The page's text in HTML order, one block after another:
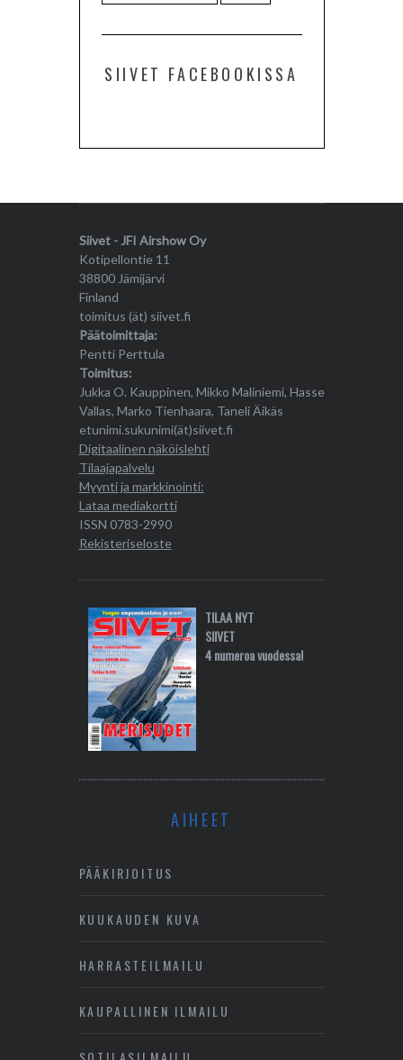
SIIVET FACEBOOKISSA
Siivet - JFI Airshow Oy
Kotipellontie 11
38800 Jämijärvi
Finland
toimitus (ät) siivet.fi
Päätoimittaja:
Pentti Perttula
Toimitus:
Jukka O. Kauppinen, Mikko Maliniemi, Hasse
Vallas, Marko Tienhaara, Taneli Äikäs
etunimi.sukunimi(ät)siivet.fi
Digitaalinen näköislehti
Tilaajapalvelu
Myynti ja markkinointi:
Lataa mediakortti
ISSN 0783-2990
Rekisteriseloste
TILAA NYT
SIIVET
4 numeroa vuodessa!
AIHEET
PÄÄKIRJOITUS
KUUKAUDEN KUVA
HARRASTEILMAILU
KAUPALLINEN ILMAILU